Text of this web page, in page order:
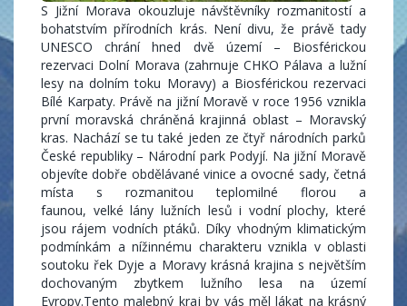
S Jižní Morava okouzluje návštěvníky rozmanitostí a
bohatstvím přírodních krás. Není divu, že právě tady
UNESCO chrání hned dvě území – Biosférickou
rezervaci Dolní Morava (zahrnuje CHKO Pálava a lužní
lesy na dolním toku Moravy) a Biosférickou rezervaci
Bílé Karpaty. Právě na jižní Moravě v roce 1956 vznikla
první moravská chráněná krajinná oblast – Moravský
kras. Nachází se tu také jeden ze čtyř národních parků
České republiky – Národní park Podyjí. Na jižní Moravě
objevíte dobře obdělávané vinice a ovocné sady, četná
místa s rozmanitou teplomilné florou a
faunou, velké lány lužních lesů i vodní plochy, které
jsou rájem vodních ptáků. Díky vhodným klimatickým
podmínkám a nížinnému charakteru vznikla v oblasti
soutoku řek Dyje a Moravy krásná krajina s největším
dochovaným zbytkem lužního lesa na území
Evropy.Tento malebný kraj by vás měl lákat na krásný